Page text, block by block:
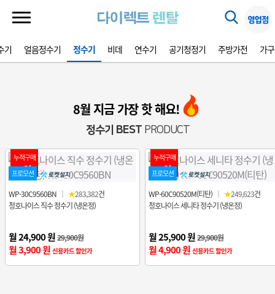
기 얼음정수기 정수기 비데 연수기 공기청정기 주방가전 가구
8월 지금 가장 핫 해요!
정수기 BESTPRODUCT
누적구매
1위
프로모션
WP-30C9560BN ｜ ★283,382건
청호나이스 직수 정수기 (냉온정)
월 24,900 원 29,900원
월 3,900 원신용카드 할인가
누적구매
2위
프로모션
WP-60C90520M(티탄) ｜ ★249,623건
청호나이스 세니타 정수기 (냉온정)
월 25,900 원 29,900원
월 4,900 원신용카드 할인가